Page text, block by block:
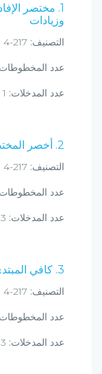
1. مختصر
وزيادات
التصنيف:
عدد
عدد المدخلات:
2. أخصر المختصرات
التصنيف:
عدد
عدد المدخلات:
3. كافي المبتدي من الطلاب
التصنيف:
عدد
عدد المدخلات: